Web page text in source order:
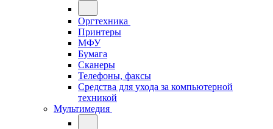
Оргтехника
Принтеры
МФУ
Бумага
Сканеры
Телефоны, факсы
Средства для ухода за компьютерной
техникой
Мультимедия